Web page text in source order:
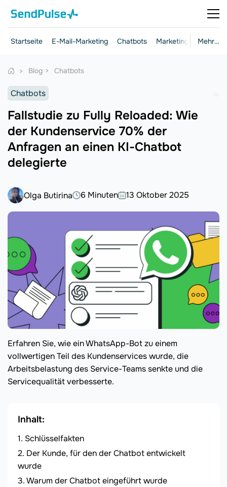
Mehr…
Startseite E-Mail-Marketing Chatbots Marketing und
Blog Chatbots
Chatbots
Fallstudie zu Fully Reloaded: Wie
der Kundenservice 70% der
Anfragen an einen KI-Chatbot
delegierte
Olga Butirina 6 Minuten 13 Oktober 2025
Erfahren Sie, wie ein WhatsApp-Bot zu einem
vollwertigen Teil des Kundenservices wurde, die
Arbeitsbelastung des Service-Teams senkte und die
Servicequalität verbesserte.
Inhalt:
Schlüsselfakten
Der Kunde, für den der Chatbot entwickelt
wurde
Warum der Chatbot eingeführt wurde